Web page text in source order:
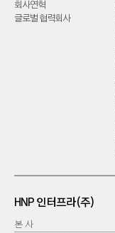
회사연혁
글로벌 협력회사
HNP 인터프라(주)
본 사